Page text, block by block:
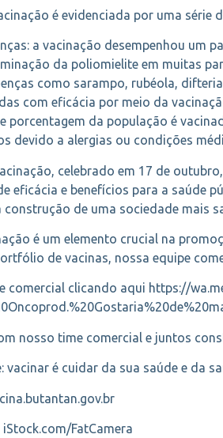
é evidenciada por uma série
a vacinação desempenhou um
da poliomielite em muitas
como sarampo, rubéola,
com eficácia por meio da
porcentagem da população é
devido a alergias ou condições
celebrado em 17 de
eficácia e benefícios para a saúde
de uma sociedade mais
é um elemento crucial na
de vacinas, nossa equipe
comercial clicando aqui https://
nosso time comercial e juntos
vacinar é cuidar da sua saúde e da
FatCamera